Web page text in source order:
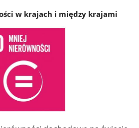
w krajach i między krajami